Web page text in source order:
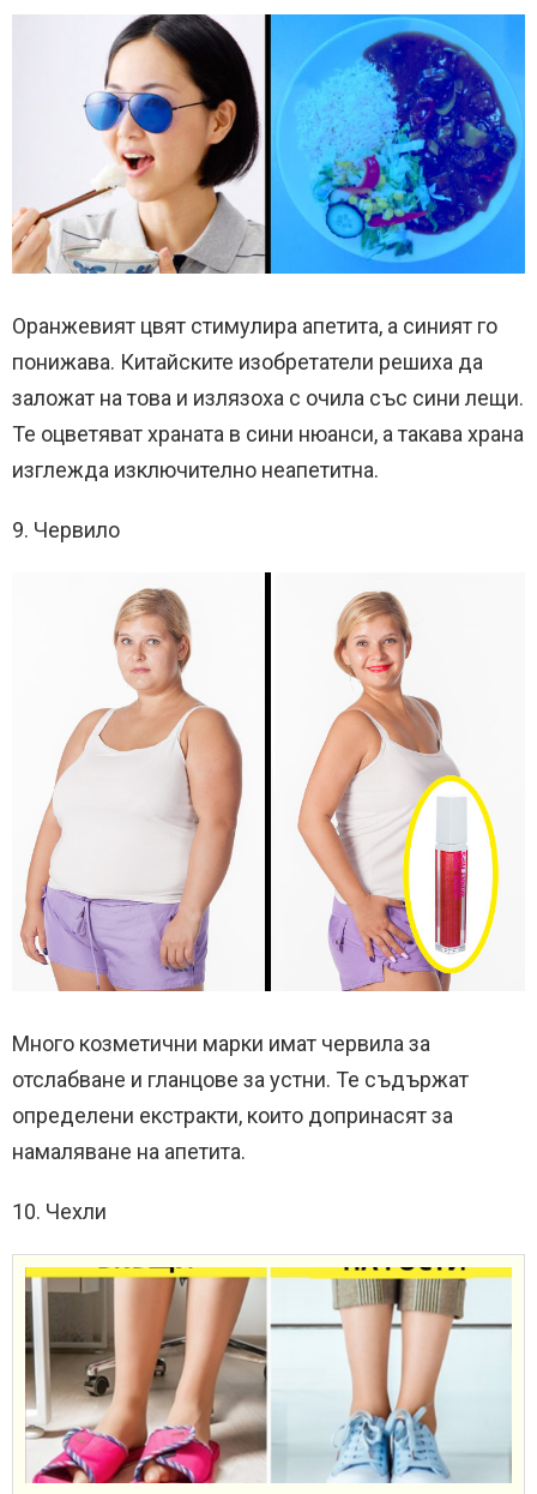
Оранжевият цвят стимулира апетита, а синият го
понижава. Китайските изобретатели решиха да
заложат на това и излязоха с очила със сини лещи.
Те оцветяват храната в сини нюанси, а такава храна
изглежда изключително неапетитна.
9. Червило
Много козметични марки имат червила за
отслабване и гланцове за устни. Те съдържат
определени екстракти, които допринасят за
намаляване на апетита.
10. Чехли